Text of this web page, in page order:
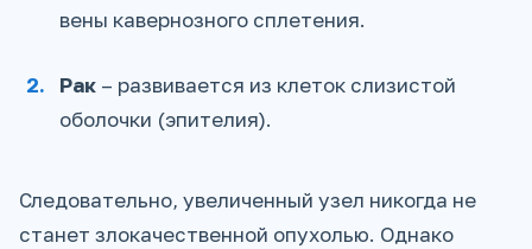
вены кавернозного сплетения.
Рак – развивается из клеток слизистой
оболочки (эпителия).
Следовательно, увеличенный узел никогда не
станет злокачественной опухолью. Однако